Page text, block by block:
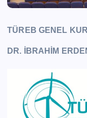
TÜREB GENEL
DR. İBRAHİM